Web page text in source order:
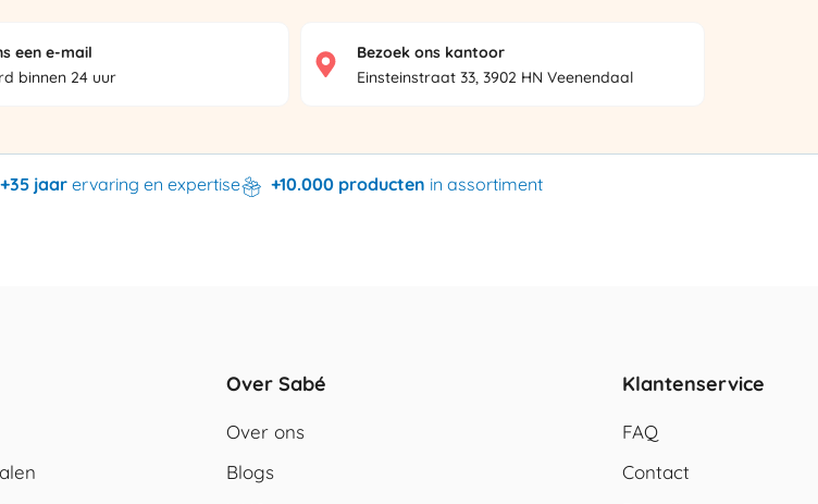
een e-mail
binnen 24 uur
Bezoek ons kantoor
Einsteinstraat 33, 3902 HN Veenendaal
+35 jaar ervaring en expertise +10.000 producten in assortiment
Over Sabé
Over ons
Blogs
Klantenservice
FAQ
Contact